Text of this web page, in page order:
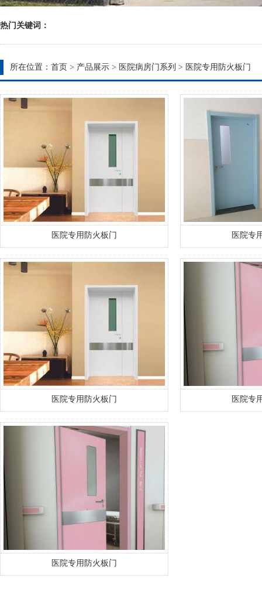
热门关键词：
所在位置： 首页 > 产品展示 > 医院病房门系列 > 医院专用防火板门
医院专用防火板门 医院专
医院专用防火板门 医院专
医院专用防火板门